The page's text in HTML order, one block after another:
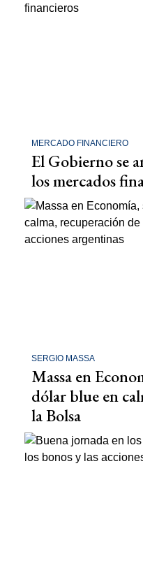
MERCADO FINANCIERO
El Gobierno se
los mercados
SERGIO MASSA
Massa en
dólar blue en
la Bolsa